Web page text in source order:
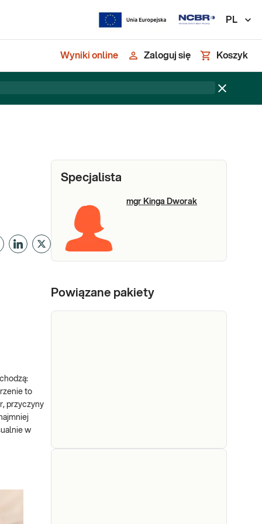
PL
Wyniki online Zaloguj się Koszyk
to
przyczyny
w
Specjalista
mgr Kinga Dworak
Powiązane pakiety